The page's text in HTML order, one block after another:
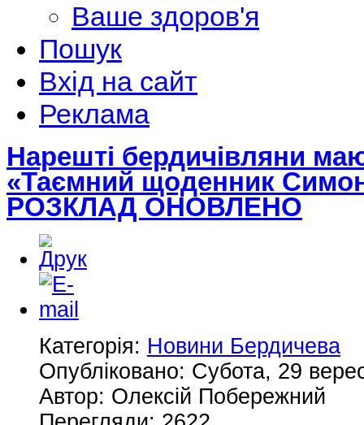
Ваше здоров'я
Пошук
Вхід на сайт
Реклама
Нарешті бердичівляни
«Таємний щоденник
РОЗКЛАД ОНОВЛЕНО
Категорія: Новини Бердичева
Опубліковано: Субота, 29
Автор: Олексій Побережний